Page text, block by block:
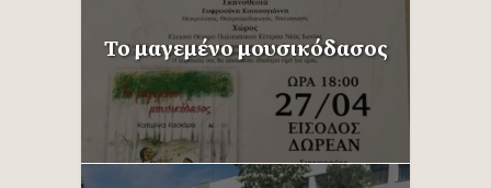
Το μαγεμένο μουσικόδασος